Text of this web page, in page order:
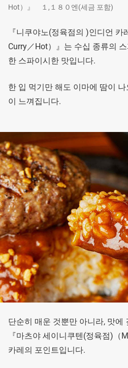
Hot）』 １,１８０엔(세금 포함)
『니쿠야노(정육점의 )인디언
Curry／Hot）』는 수십 종류의
한 스파이시한 맛입니다.
한 입 먹기만 해도 이마에 땀이
이 느껴집니다.
단순히 매운 것뿐만 아니라, 맛에
『마츠야 세이니쿠텐(정육점)（
카레의 포인트입니다.